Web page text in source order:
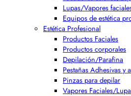
Lupas/Vapores
Equipos de estética
Estética Profesional
Productos Faciales
Productos corporales
Depilación/Parafina
Pestañas Adhesivas y
Pinzas para depilar
Vapores Faciales/